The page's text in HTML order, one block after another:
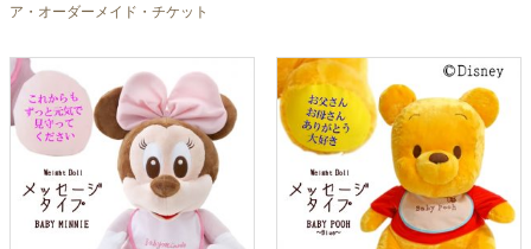
ア・オーダーメイド・チケット